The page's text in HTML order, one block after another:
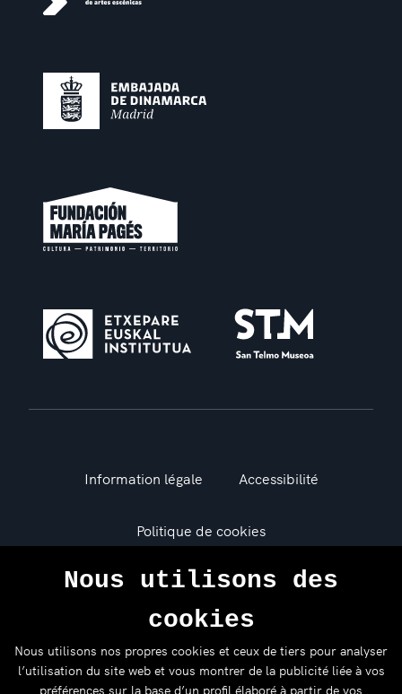
Information légale Accessibilité
Politique de cookies
Politique de confidentialité
Nous utilisons des
cookies
Nous utilisons nos propres cookies et ceux de tiers pour analyser
l’utilisation du site web et vous montrer de la publicité liée à vos
préférences sur la base d’un profil élaboré à partir de vos